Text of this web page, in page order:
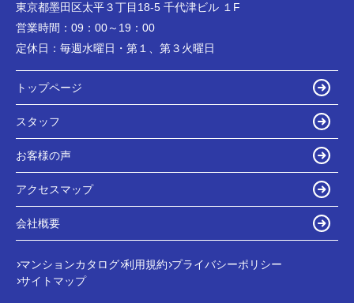
東京都墨田区太平３丁目18-5 千代津ビル １F
営業時間： 09：00～19：00
定休日： 毎週水曜日・第１、第３火曜日
トップページ
スタッフ
お客様の声
アクセスマップ
会社概要
マンションカタログ 利用規約 プライバシーポリシー
サイトマップ